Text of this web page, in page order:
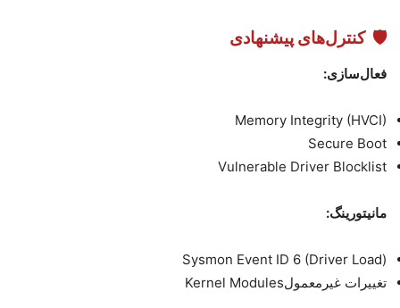
🛡 کنترل‌های پیشنهادی
فعال‌سازی:
Memory Integrity (HVCI)
Secure Boot
Vulnerable Driver Blocklist
مانیتورینگ:
Sysmon Event ID 6 (Driver Load)
تغییرات غیرمعمولKernel Modules